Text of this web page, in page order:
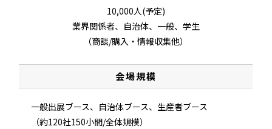
10,000人(予定)
業界関係者、自治体、一般、学生
（商談/購入・情報収集他）
会場規模
一般出展ブース、自治体ブース、生産者ブース
（約120社150小間/全体規模）